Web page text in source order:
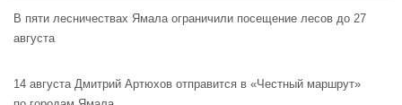
В пяти лесничествах Ямала ограничили посещение лесов до 27
августа
14 августа Дмитрий Артюхов отправится в «Честный маршрут»